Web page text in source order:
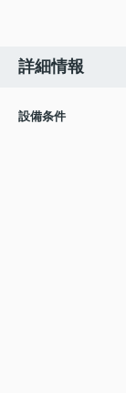
詳細情報
設備条件